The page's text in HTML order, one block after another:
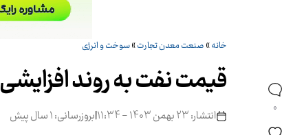
0
خانه» صنعت معدن تجارت»سوخت و انرژی
قیمت نفت به روند
انتشار: 23 بهمن 1403 - 11:34 |بروزرسانی: 1 سال پیش